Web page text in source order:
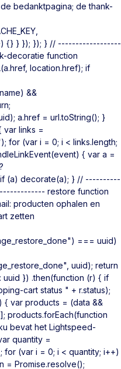
bedanktpagina; de thank-
{} } }); }); } // ------------------
function
location.href); if
&&
a.href = url.toString(); }
links =
for (var i = 0; i < links.length;
{ var a =
(a) decorate(a); } // ----------
restore function
producten ophalen en
zetten
=== uuid)
uuid); return
}) .then(function (r) { if
cart status " + r.status);
{ var products = (data &&
products.forEach(function
bevat het Lightspeed-
quantity =
for (var i = 0; i < quantity; i++)
= Promise.resolve();